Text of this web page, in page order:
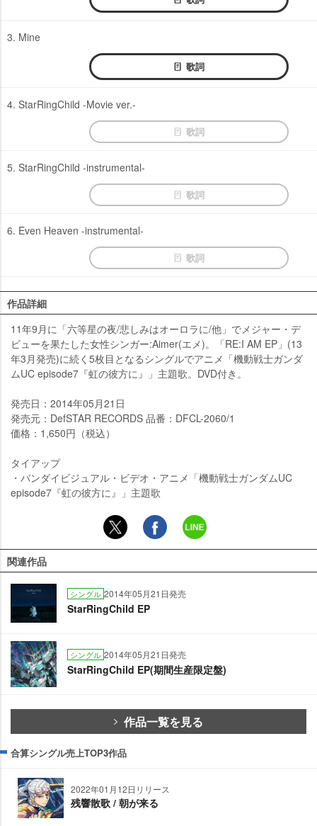
3. Mine
歌詞
4. StarRingChild -Movie ver.-
歌詞
5. StarRingChild -instrumental-
歌詞
6. Even Heaven -instrumental-
歌詞
作品詳細
11年9月に「六等星の夜/悲しみはオーロラに/他」でメジャー・デ
ビューを果たした女性シンガー:Aimer(エメ)。「RE:I AM EP」(13
年3月発売)に続く5枚目となるシングルでアニメ「機動戦士ガンダ
ムUC episode7『虹の彼方に』」主題歌。DVD付き。
発売日：2014年05月21日
発売元：DefSTAR RECORDS 品番：DFCL-2060/1
価格：1,650円（税込）
タイアップ
・バンダイビジュアル・ビデオ・アニメ「機動戦士ガンダムUC
episode7『虹の彼方に』」主題歌
関連作品
シングル 2014年05月21日発売
StarRingChild EP
シングル 2014年05月21日発売
StarRingChild EP(期間生産限定盤)
作品一覧を見る
合算シングル売上TOP3作品
2022年01月12日リリース
残響散歌 / 朝が来る